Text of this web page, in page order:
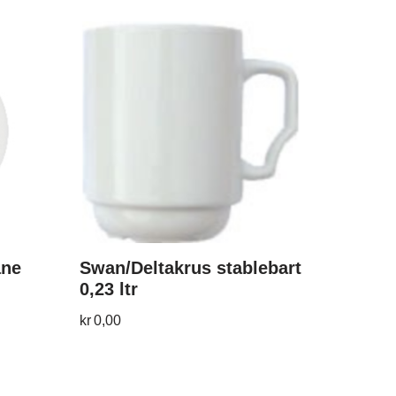
Swan/Deltakrus stablebart
0,23 ltr
kr0,00